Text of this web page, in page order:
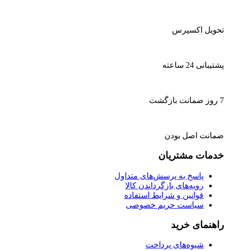
تحویل اکسپرس
پشتیبانی 24 ساعته
7 روز ضمانت بازگشت
ضمانت اصل بودن
خدمات مشتریان
پاسخ به پرسش‌های متداول
رویه‌های بازگرداندن کالا
قوانین و شرایط استفاده
سیاست حریم خصوصی
راهنمای خرید
شیوه‌های پرداخت